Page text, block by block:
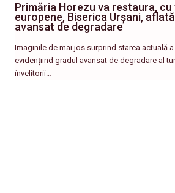
Primăria Horezu va restaura,
europene, Biserica Urșani,
avansat de degradare
Imaginile de mai jos surprind starea actuală
evidențiind gradul avansat de degradare al
învelitorii…